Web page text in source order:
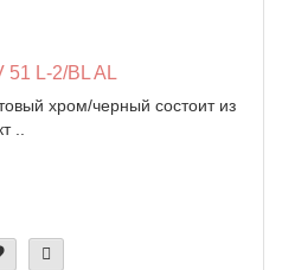
L-2/BL AL
хром/черный состоит из
..